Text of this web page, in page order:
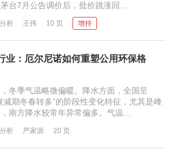
台7月公告调价后，批价跳涨回…
析 王伟 10 页 增持
业：厄尔尼诺如何重塑公用环保格
季气温略微偏暖。降水方面，全国呈
减期冬春转多”的阶段性变化特征，尤其是峰
南方降水较常年异常偏多。气温…
析 严家源 20 页